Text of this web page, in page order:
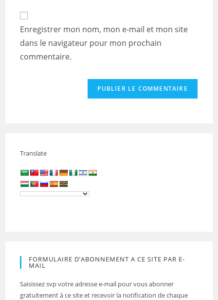
votre
site
(facultatif)
Enregistrer mon nom, mon e-mail et mon site
dans le navigateur pour mon prochain
commentaire.
Translate
FORMULAIRE D’ABONNEMENT A CE SITE PAR E-
MAIL
Saisissez svp votre adresse e-mail pour vous abonner
gratuitement à ce site et recevoir la notification de chaque